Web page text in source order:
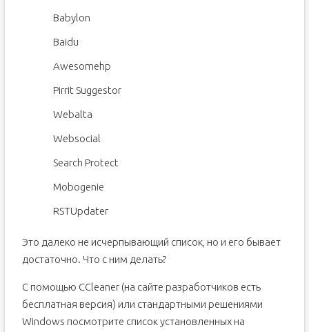
Babylon
Baidu
Awesomehp
Pirrit Suggestor
Webalta
Websocial
Search Protect
Mobogenie
RSTUpdater
Это далеко не исчерпывающий список, но и его бывает
достаточно. Что с ним делать?
С помощью CCleaner (на сайте разработчиков есть
бесплатная версия) или стандартными решениями
Windows посмотрите список установленных на